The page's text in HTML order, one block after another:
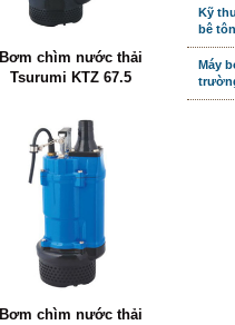
Bơm chìm nước thải
Tsurumi KTZ 67.5
Bơm chìm nước thải
Kỹ
bê
Máy